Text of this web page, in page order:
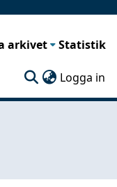
arkivet Statistik
Logga in